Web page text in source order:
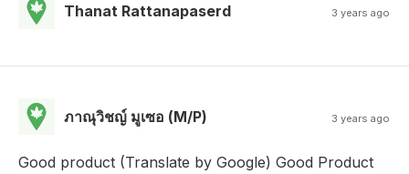
Thanat Rattanapaserd 3 years ago
ภาณุวิชญ์ มูเซอ (M/P) 3 years ago
Good product (Translate by Google) Good Product